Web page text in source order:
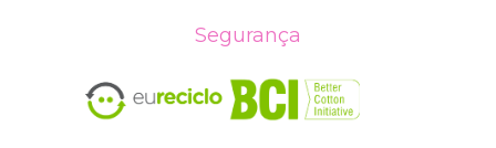
Segurança